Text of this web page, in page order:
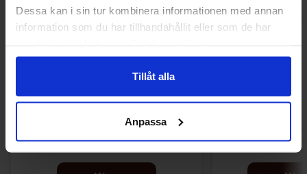
Dessa kan i sin tur kombinera informationen med annan
information som du har tillhandahållit eller som de har
Tillåt alla
Anpassa
Rabokki Ramen Rice Cake Cup Hot &
Spicy 145g
75.90 kr